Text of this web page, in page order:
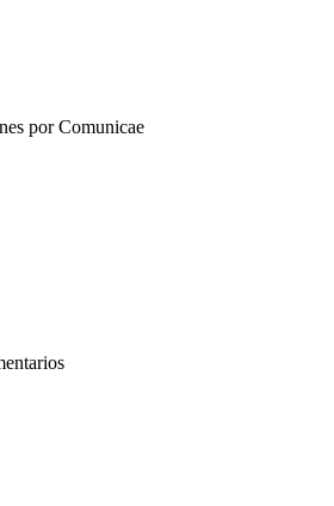
por Comunicae